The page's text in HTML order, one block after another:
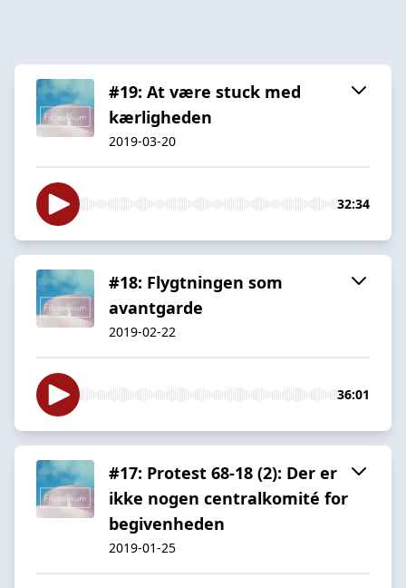
#19: At være stuck med
kærligheden
2019-03-20
32:34
#18: Flygtningen som
avantgarde
2019-02-22
36:01
#17: Protest 68-18 (2): Der er
ikke nogen centralkomité for
begivenheden
2019-01-25